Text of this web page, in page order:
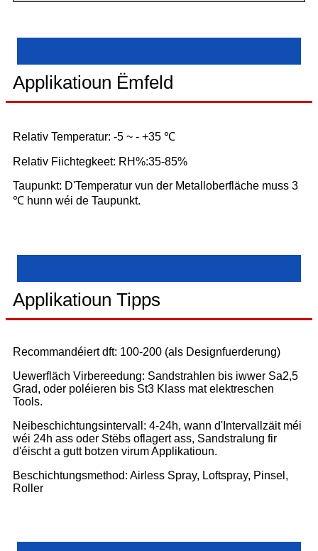
Applikatioun Ëmfeld
Relativ Temperatur: -5 ~ - +35 ℃
Relativ Fiichtegkeet: RH%:35-85%
Taupunkt: D'Temperatur vun der Metalloberfläche muss 3
℃ hunn wéi de Taupunkt.
Applikatioun Tipps
Recommandéiert dft: 100-200 (als Designfuerderung)
Uewerfläch Virbereedung: Sandstrahlen bis iwwer Sa2,5
Grad, oder poléieren bis St3 Klass mat elektreschen
Tools.
Neibeschichtungsintervall: 4-24h, wann d'Intervallzäit méi
wéi 24h ass oder Stëbs oflagert ass, Sandstralung fir
d'éischt a gutt botzen virum Applikatioun.
Beschichtungsmethod: Airless Spray, Loftspray, Pinsel,
Roller